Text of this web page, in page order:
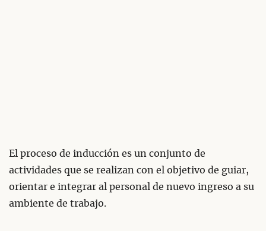
El proceso de inducción es un conjunto de
actividades que se realizan con el objetivo de guiar,
orientar e integrar al personal de nuevo ingreso a su
ambiente de trabajo.